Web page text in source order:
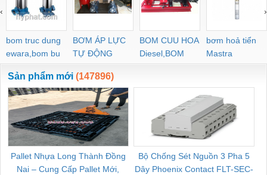
bom truc dung
ewara,bom bu
ewara
BƠM ÁP LỰC
TỰ ĐỘNG
BOM CUU HOA
Diesel,BOM
CHUA CHAY
bơm hoả tiển
Mastra
‹ ›
Sản phẩm mới (147896)
Pallet Nhựa Long Thành Đồng
Nai – Cung Cấp Pallet Mới,
Bộ Chống Sét Nguồn 3 Pha 5
Dây Phoenix Contact FLT-SEC-